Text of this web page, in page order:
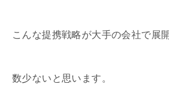
こんな提携戦略が大手の会社で展
数少ないと思います。